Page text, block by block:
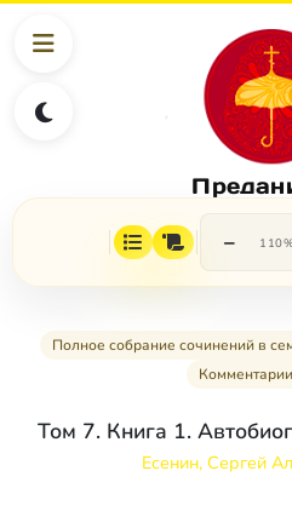
−
Полное собрание сочинений в
Комментарии
Том 7. Книга 1.
Есенин, Сергей